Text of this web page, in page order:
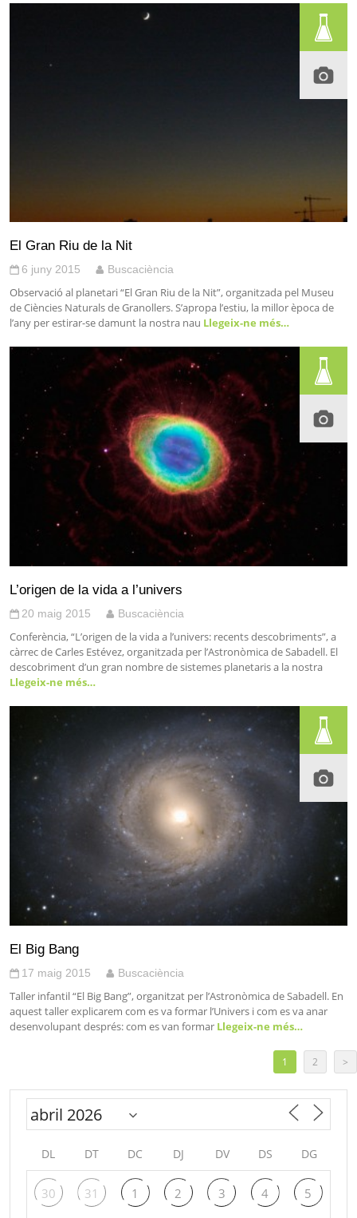
El Gran Riu de la Nit
6 juny 2015 Buscaciència
Observació al planetari “El Gran Riu de la Nit”, organitzada pel Museu
de Ciències Naturals de Granollers. S’apropa l’estiu, la millor època de
l’any per estirar-se damunt la nostra nau Llegeix-ne més…
L’origen de la vida a l’univers
20 maig 2015 Buscaciència
Conferència, “L’origen de la vida a l’univers: recents descobriments”, a
càrrec de Carles Estévez, organitzada per l’Astronòmica de Sabadell. El
descobriment d’un gran nombre de sistemes planetaris a la nostra
Llegeix-ne més…
El Big Bang
17 maig 2015 Buscaciència
Taller infantil “El Big Bang”, organitzat per l’Astronòmica de Sabadell. En
aquest taller explicarem com es va formar l’Univers i com es va anar
desenvolupant després: com es van formar Llegeix-ne més…
1 2 >
DL DT DC DJ DV DS DG
30 31 1 2 3 4 5